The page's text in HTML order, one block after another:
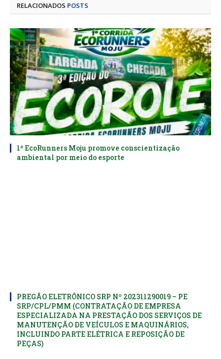
RELACIONADOS POSTS
1ª EcoRunners Moju promove conscientização
ambiental por meio do esporte
PREGÃO ELETRÔNICO SRP Nº 202311290019 – PE
SRP/CPL/PMM (CONTRATAÇÃO DE EMPRESA
ESPECIALIZADA NA PRESTAÇÃO DOS SERVIÇOS DE
MANUTENÇÃO DE VEÍCULOS E MAQUINÁRIOS,
INCLUINDO PARTE ELÉTRICA E REPOSIÇÃO DE
PEÇAS)